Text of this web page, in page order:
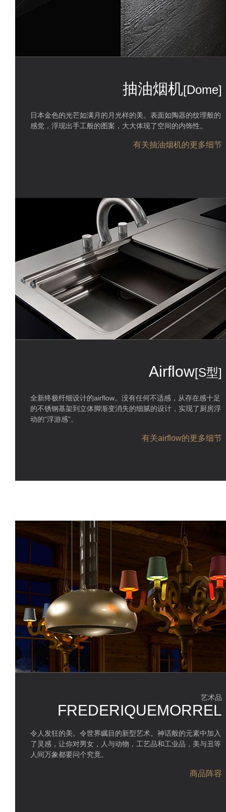
抽油烟机[Dome]
日本金色的光芒如满月的月光样的美。表面如陶器的纹理般的
感觉，浮现出手工般的图案，大大体现了空间的内饰性。
有关抽油烟机的更多细节
Airflow[S型]
全新终极纤细设计的airflow。没有任何不适感，从存在感十足
的不锈钢基架到立体脚渐变消失的细腻的设计，实现了厨房浮
动的“浮游感”。
有关airflow的更多细节
艺术品
FREDERIQUEMORREL
令人发狂的美。令世界瞩目的新型艺术。神话般的元素中加入
了灵感，让你对男女，人与动物，工艺品和工业品，美与丑等
人间万象都要问个究竟。
商品阵容